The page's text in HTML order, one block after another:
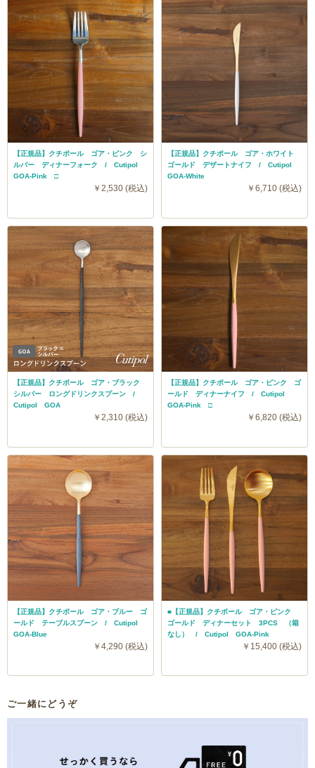
【正規品】クチポール ゴア・ピンク シ
ルバー ディナーフォーク / Cutipol
GOA-Pink □
￥2,530 (税込)
【正規品】クチポール ゴア・ホワイト
ゴールド デザートナイフ / Cutipol
GOA-White
￥6,710 (税込)
【正規品】クチポール ゴア・ブラック
シルバー ロングドリンクスプーン /
Cutipol GOA
￥2,310 (税込)
【正規品】クチポール ゴア・ピンク ゴ
ールド ディナーナイフ / Cutipol
GOA-Pink □
￥6,820 (税込)
【正規品】クチポール ゴア・ブルー ゴ
ールド テーブルスプーン / Cutipol
GOA-Blue
￥4,290 (税込)
■【正規品】クチポール ゴア・ピンク
ゴールド ディナーセット 3PCS （箱
なし） / Cutipol GOA-Pink
￥15,400 (税込)
ご一緒にどうぞ